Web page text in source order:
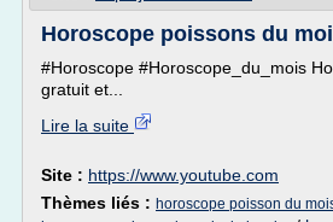
Horoscope poissons du
#Horoscope #Horoscope_du_mois
gratuit et...
Lire la suite
Site : https://www.youtube.com
Thèmes liés : horoscope poisson du